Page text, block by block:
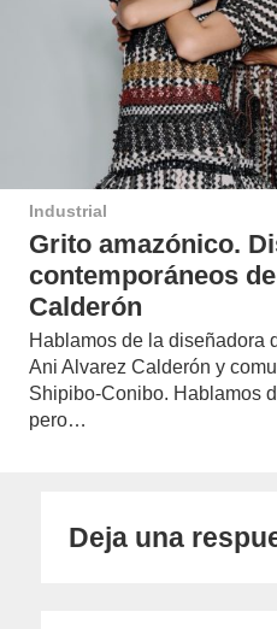
Industrial
Grito amazónico.
contemporáneos
Calderón
Hablamos de la diseñadora
Ani Alvarez Calderón y
Shipibo-Conibo. Hablamos
pero…
Deja una